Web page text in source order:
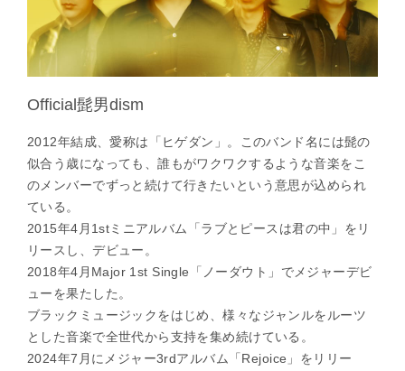
Official髭男dism
2012年結成、愛称は「ヒゲダン」。このバンド名には髭の
似合う歳になっても、誰もがワクワクするような音楽をこ
のメンバーでずっと続けて行きたいという意思が込められ
ている。
2015年4月1stミニアルバム「ラブとピースは君の中」をリ
リースし、デビュー。
2018年4月Major 1st Single「ノーダウト」でメジャーデビ
ューを果たした。
ブラックミュージックをはじめ、様々なジャンルをルーツ
とした音楽で全世代から支持を集め続けている。
2024年7月にメジャー3rdアルバム「Rejoice」をリリー